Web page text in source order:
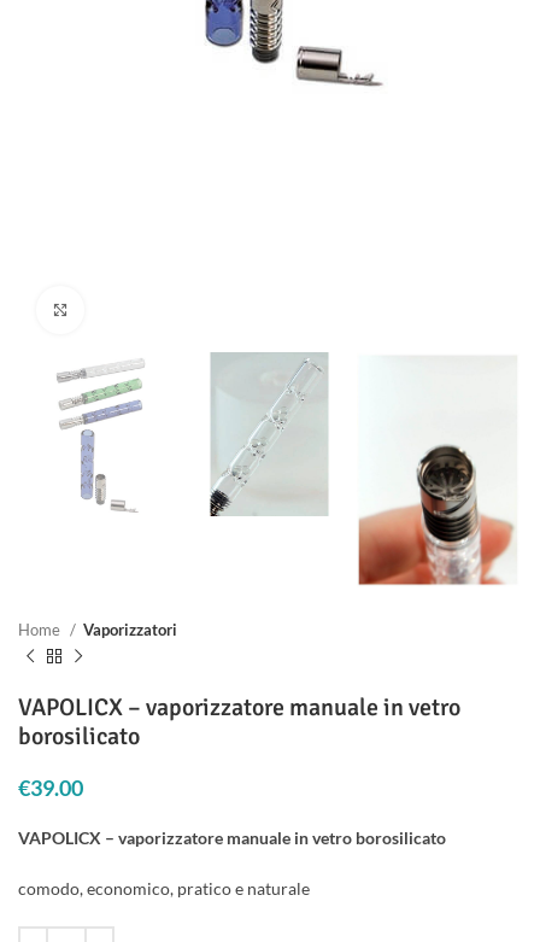
Home Vaporizzatori
VAPOLICX – vaporizzatore manuale in vetro
borosilicato
€39.00
VAPOLICX – vaporizzatore manuale in vetro borosilicato
comodo, economico, pratico e naturale